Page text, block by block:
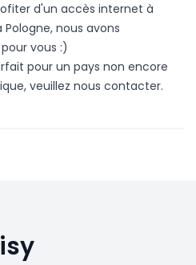
d'un accès internet à
nous avons
vous :)
pour un pays non encore
veuillez nous contacter.